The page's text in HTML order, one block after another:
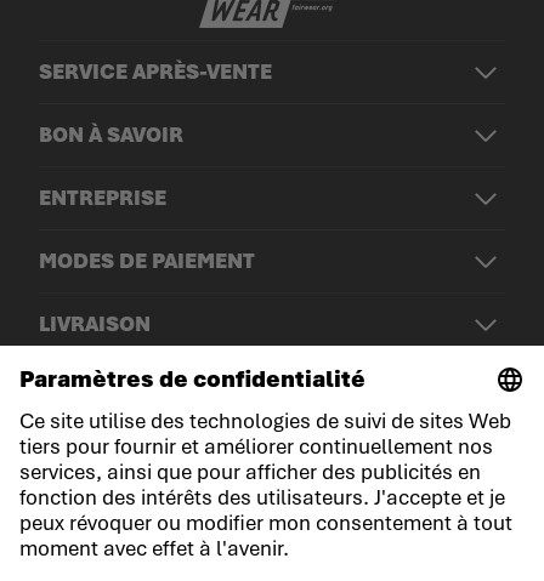
SERVICE APRÈS-VENTE
BON À SAVOIR
ENTREPRISE
MODES DE PAIEMENT
LIVRAISON
© LOWA Sportschuhe GmbH
Mentions légales
Politique de confidentialité